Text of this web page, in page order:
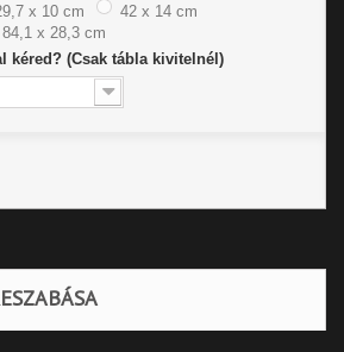
x 10 cm
42 x 14 cm
84,1 x 28,3 cm
kéred? (Csak tábla kivitelnél)